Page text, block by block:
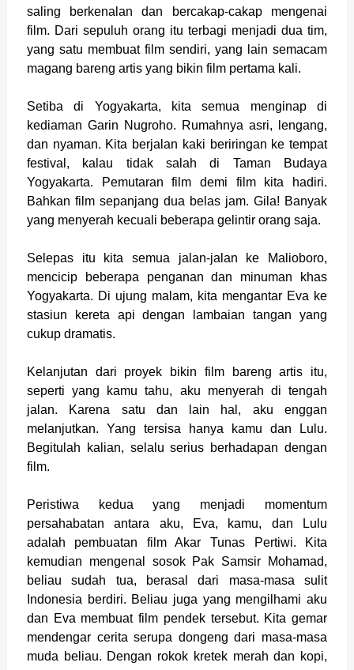
saling berkenalan dan bercakap-cakap mengenai
film. Dari sepuluh orang itu terbagi menjadi dua tim,
yang satu membuat film sendiri, yang lain semacam
magang bareng artis yang bikin film pertama kali.
Setiba di Yogyakarta, kita semua menginap di
kediaman Garin Nugroho. Rumahnya asri, lengang,
dan nyaman. Kita berjalan kaki beriringan ke tempat
festival, kalau tidak salah di Taman Budaya
Yogyakarta. Pemutaran film demi film kita hadiri.
Bahkan film sepanjang dua belas jam. Gila! Banyak
yang menyerah kecuali beberapa gelintir orang saja.
Selepas itu kita semua jalan-jalan ke Malioboro,
mencicip beberapa penganan dan minuman khas
Yogyakarta. Di ujung malam, kita mengantar Eva ke
stasiun kereta api dengan lambaian tangan yang
cukup dramatis.
Kelanjutan dari proyek bikin film bareng artis itu,
seperti yang kamu tahu, aku menyerah di tengah
jalan. Karena satu dan lain hal, aku enggan
melanjutkan. Yang tersisa hanya kamu dan Lulu.
Begitulah kalian, selalu serius berhadapan dengan
film.
Peristiwa kedua yang menjadi momentum
persahabatan antara aku, Eva, kamu, dan Lulu
adalah pembuatan film Akar Tunas Pertiwi. Kita
kemudian mengenal sosok Pak Samsir Mohamad,
beliau sudah tua, berasal dari masa-masa sulit
Indonesia berdiri. Beliau juga yang mengilhami aku
dan Eva membuat film pendek tersebut. Kita gemar
mendengar cerita serupa dongeng dari masa-masa
muda beliau. Dengan rokok kretek merah dan kopi,